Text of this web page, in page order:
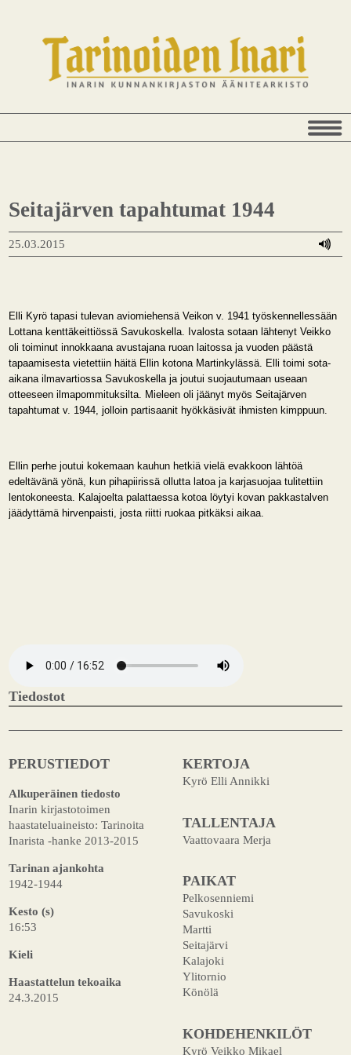
Seitajärven tapahtumat 1944
25.03.2015
Elli Kyrö tapasi tulevan aviomiehensä Veikon v. 1941 työskennellessään
Lottana kenttäkeittiössä Savukoskella. Ivalosta sotaan lähtenyt Veikko
oli toiminut innokkaana avustajana ruoan laitossa ja vuoden päästä
tapaamisesta vietettiin häitä Ellin kotona Martinkylässä. Elli toimi sota-
aikana ilmavartiossa Savukoskella ja joutui suojautumaan useaan
otteeseen ilmapommituksilta. Mieleen oli jäänyt myös Seitajärven
tapahtumat v. 1944, jolloin partisaanit hyökkäsivät ihmisten kimppuun.
Ellin perhe joutui kokemaan kauhun hetkiä vielä evakkoon lähtöä
edeltävänä yönä, kun pihapiirissä ollutta latoa ja karjasuojaa tulitettiin
lentokoneesta. Kalajoelta palattaessa kotoa löytyi kovan pakkastalven
jäädyttämä hirvenpaisti, josta riitti ruokaa pitkäksi aikaa.
Tiedostot
PERUSTIEDOT
Alkuperäinen tiedosto
Inarin kirjastotoimen
haastateluaineisto: Tarinoita
Inarista -hanke 2013-2015
Tarinan ajankohta
1942-1944
Kesto (s)
16:53
Kieli
Haastattelun tekoaika
24.3.2015
KERTOJA
Kyrö Elli Annikki
TALLENTAJA
Vaattovaara Merja
PAIKAT
Pelkosenniemi
Savukoski
Martti
Seitajärvi
Kalajoki
Ylitornio
Könölä
KOHDEHENKILÖT
Kyrö Veikko Mikael